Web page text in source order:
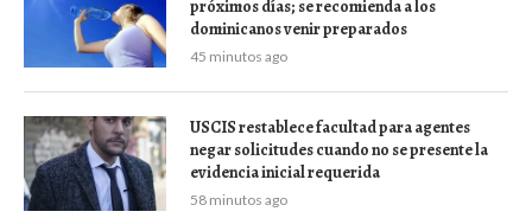
próximos días; se recomienda a los
dominicanos venir preparados
45 minutos ago
USCIS restablece facultad para agentes
negar solicitudes cuando no se presente la
evidencia inicial requerida
58 minutos ago